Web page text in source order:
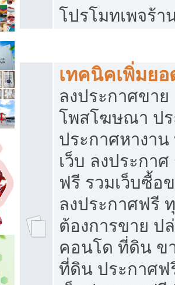
โปรโมทเพจร้า
เทคนิคเพิ่มย
ลงประกาศขา
โพสโฆษณา ป
ประกาศหางา
เว็บ ลงประกา
ฟรี รวมเว็บซื้อ
ลงประกาศฟรี
ต้องการขาย ป
คอนโด ที่ดิน ข
ที่ดิน ประกาศฟ